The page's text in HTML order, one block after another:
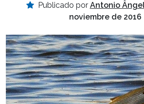
Publicado por Antonio
noviembre de 2016